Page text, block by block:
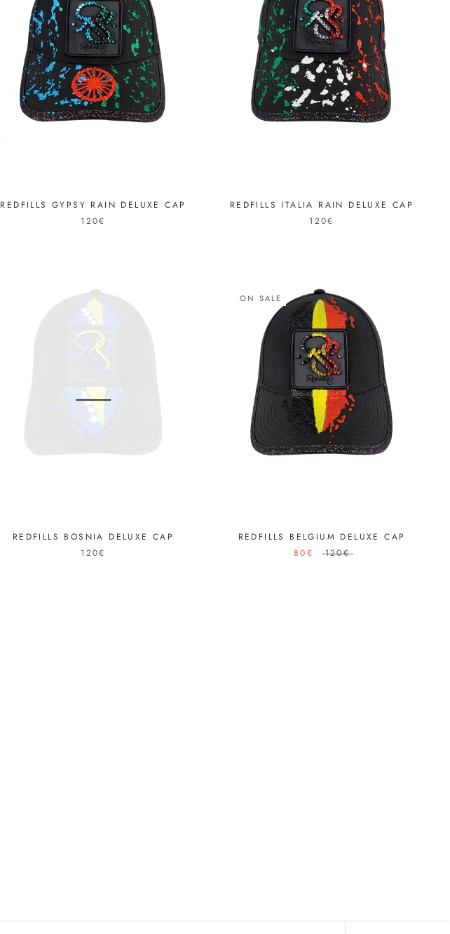
REDFILLS GYPSY RAIN DELUXE CAP
120€
REDFILLS ITALIA RAIN DELUXE CAP
120€
REDFILLS BOSNIA DELUXE CAP
120€
ON SALE
REDFILLS BELGIUM DELUXE CAP
80€
120€